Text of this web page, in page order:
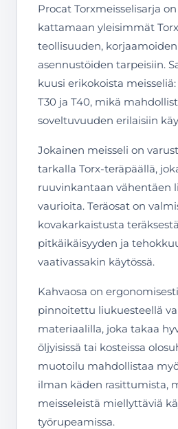
Procat Torxmeisselisarja
kattamaan yleisimmät
teollisuuden,
asennustöiden tarpeisiin.
kuusi erikokoista meisseliä:
T30 ja T40, mikä
soveltuvuuden erilaisiin
Jokainen meisseli on
tarkalla Torx-teräpäällä,
ruuvinkantaan vähentäen
vaurioita. Teräosat on
kovakarkaistusta
pitkäikäisyyden ja
vaativassakin käytössä.
Kahvaosa on
pinnoitettu liukuesteellä
materiaalilla, joka takaa
öljyisissä tai kosteissa
muotoilu mahdollistaa
ilman käden rasittumista,
meisseleistä miellyttäviä
työrupeamissa.